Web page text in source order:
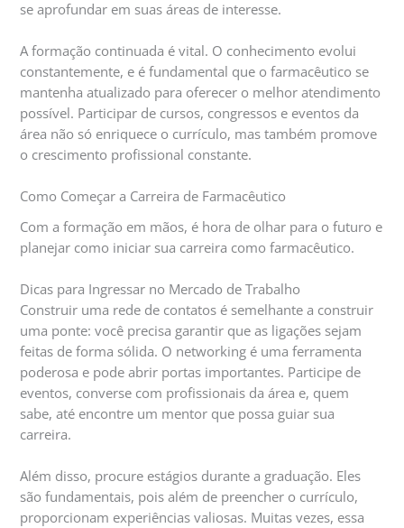
se aprofundar em suas áreas de interesse.
A formação continuada é vital. O conhecimento evolui
constantemente, e é fundamental que o farmacêutico se
mantenha atualizado para oferecer o melhor atendimento
possível. Participar de cursos, congressos e eventos da
área não só enriquece o currículo, mas também promove
o crescimento profissional constante.
Como Começar a Carreira de Farmacêutico
Com a formação em mãos, é hora de olhar para o futuro e
planejar como iniciar sua carreira como farmacêutico.
Dicas para Ingressar no Mercado de Trabalho
Construir uma rede de contatos é semelhante a construir
uma ponte: você precisa garantir que as ligações sejam
feitas de forma sólida. O networking é uma ferramenta
poderosa e pode abrir portas importantes. Participe de
eventos, converse com profissionais da área e, quem
sabe, até encontre um mentor que possa guiar sua
carreira.
Além disso, procure estágios durante a graduação. Eles
são fundamentais, pois além de preencher o currículo,
proporcionam experiências valiosas. Muitas vezes, essa